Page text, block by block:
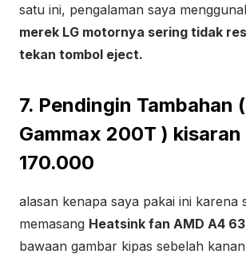
satu ini, pengalaman saya
merek LG motornya sering tidak
tekan tombol eject.
7. Pendingin Tambahan
Gammax 200T ) kisaran
170.000
alasan kenapa saya pakai ini karena
memasang Heatsink fan AMD A4
bawaan gambar kipas sebelah